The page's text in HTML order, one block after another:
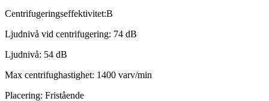
Centrifugeringseffektivitet:B
Ljudnivå vid centrifugering: 74 dB
Ljudnivå: 54 dB
Max centrifughastighet: 1400 varv/min
Placering: Fristående